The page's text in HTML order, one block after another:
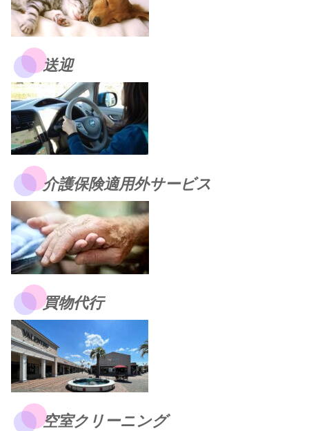
送迎
介護保険適用外サービス
買物代行
空室クリーニング